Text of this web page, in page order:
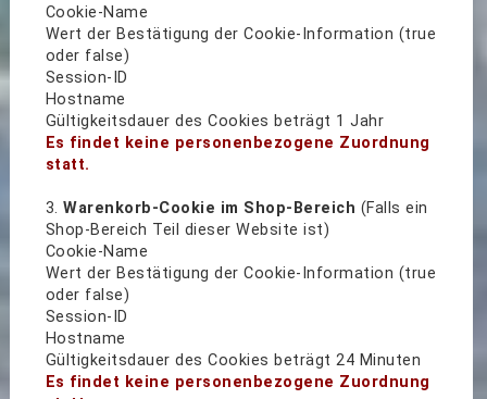
Cookie-Name
Wert der Bestätigung der Cookie-Information (true
oder false)
Session-ID
Hostname
Gültigkeitsdauer des Cookies beträgt 1 Jahr
Es findet keine personenbezogene Zuordnung
statt.
3.Warenkorb-Cookie im Shop-Bereich (Falls ein
Shop-Bereich Teil dieser Website ist)
Cookie-Name
Wert der Bestätigung der Cookie-Information (true
oder false)
Session-ID
Hostname
Gültigkeitsdauer des Cookies beträgt 24 Minuten
Es findet keine personenbezogene Zuordnung